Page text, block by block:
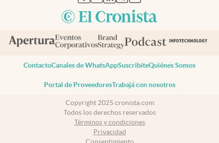
ContactoCanales de WhatsAppSuscribiteQuiénes Somos
Portal de ProveedoresTrabajá con nosotros
Copyright 2025 cronista.com
Todos los derechos reservados
Términos y condiciones
Privacidad